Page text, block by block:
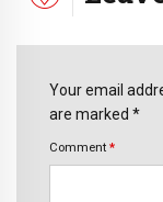
Your email
are marked *
Comment *